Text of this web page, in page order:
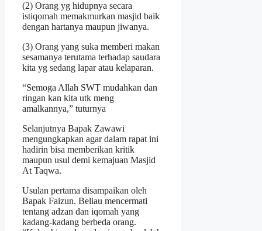
(2) Orang yg hidupnya secara
istiqomah memakmurkan masjid baik
dengan hartanya maupun jiwanya.
(3) Orang yang suka memberi makan
sesamanya terutama terhadap saudara
kita yg sedang lapar atau kelaparan.
“Semoga Allah SWT mudahkan dan
ringan kan kita utk meng
amalkannya,” tuturnya
Selanjutnya Bapak Zawawi
mengungkapkan agar dalam rapat ini
hadirin bisa memberikan kritik
maupun usul demi kemajuan Masjid
At Taqwa.
Usulan pertama disampaikan oleh
Bapak Faizun. Beliau mencermati
tentang adzan dan iqomah yang
kadang-kadang berbeda orang.